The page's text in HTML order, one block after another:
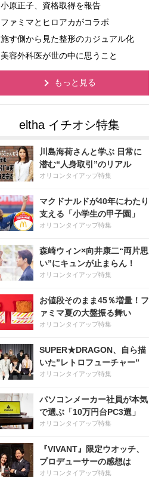
小原正子、資格取得を報告
ファミマとヒロアカがコラボ
施す側から見た整形のカジュアル化
美容外科医が世の中に思うこと
もっと見る
川島海荷さんと学ぶ 日常に
潜む“人身取引”のリアル
オリコンタイアップ特集
マクドナルドが40年にわたり
支える「小学生の甲子園」
オリコンタイアップ特集
森崎ウィン×向井康二“両片思
い”にキュンが止まらん！
オリコンタイアップ特集
お値段そのまま45％増量！フ
ァミマ夏の大盤振る舞い
オリコンタイアップ特集
SUPER★DRAGON、自ら描
いた”レトロフューチャー”
オリコンタイアップ特集
パソコンメーカー社員が本気
で選ぶ「10万円台PC3選」
オリコンタイアップ特集
『VIVANT』限定ウオッチ、
プロデューサーの感想は
オリコンタイアップ特集